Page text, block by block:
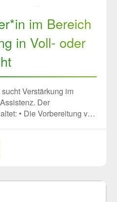
im Bereich
in Voll- oder
Verstärkung im
Der
• Die Vorbereitung von
Kontrolle und
• Ansprechpartner für
inkl.